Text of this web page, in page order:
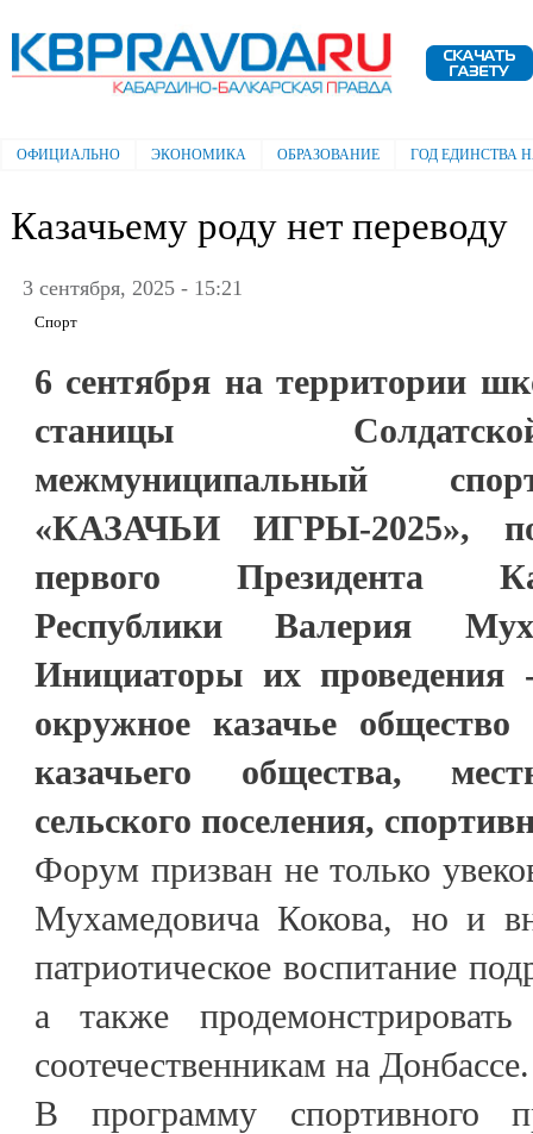
Электронная газета "Кабардино-
Балкарская правда"
Главное меню
ОФИЦИАЛЬНО ЭКОНОМИКА ОБРАЗОВАНИЕ ГОД ЕДИНСТВА
Казачьему роду нет переводу
3 сентября, 2025 - 15:21
Спорт
6 сентября на территории
станицы
межмуниципальный
«КАЗАЧЬИ ИГРЫ-2025»,
первого Президента
Республики Валерия
Инициаторы их проведения
окружное казачье общество
казачьего общества,
сельского поселения,
Форум призван не только
Мухамедовича Кокова, но и
патриотическое воспитание
а также
соотечественникам на Донбассе.
В программу спортивного